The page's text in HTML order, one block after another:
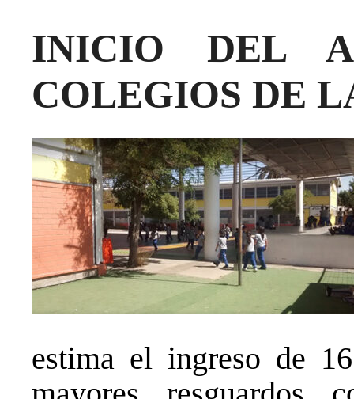
INICIO DEL
COLEGIOS DE
estima el ingreso de